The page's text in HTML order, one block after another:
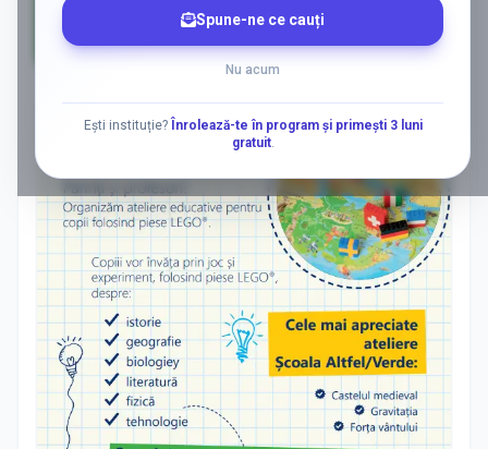
Spune-ne ce cauți
Nu acum
Ești instituție?
Înrolează-te în program și primești 3 luni
gratuit.
AD